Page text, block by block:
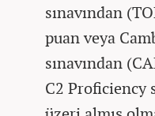
sınavından
puan veya
sınavından
C2 Proficiency